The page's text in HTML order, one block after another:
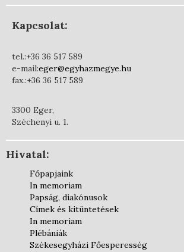
Kapcsolat:
tel.:+36 36 517 589
e-mail:eger@egyhazmegye.hu
fax.:+36 36 517 589
3300 Eger,
Széchenyi u. 1.
Hivatal:
Főpapjaink
In memoriam
Papság, diakónusok
Címek és kitüntetések
In memoriam
Plébániák
Székesegyházi Főesperesség